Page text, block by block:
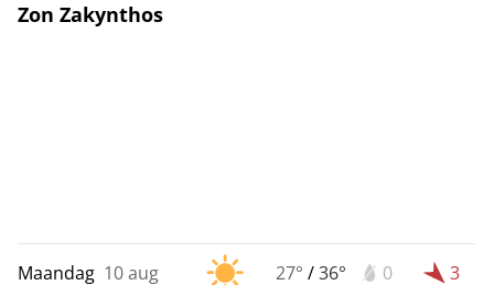
Zon Zakynthos
Maandag 10 aug 27° /36° 0 3